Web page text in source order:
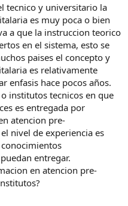
tecnico y universitario la
es muy poca o bien
a que la instruccion teorico
en el sistema, esto se
paises el concepto y
es relativamente
enfasis hace pocos años.
institutos tecnicos en que
es entregada por
atencion pre-
nivel de experiencia es
entregar.
en atencion pre-